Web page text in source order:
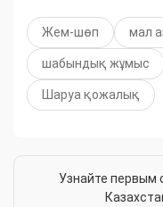
Жем-шөп мал
шабындық жұмыс
Шаруа қожалық
Узнайте первым